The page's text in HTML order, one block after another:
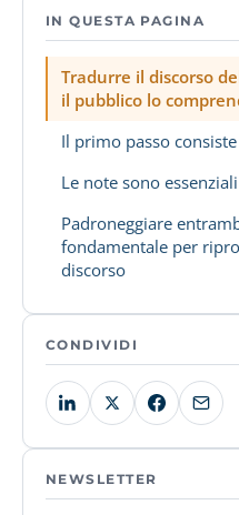
IN QUESTA PAGINA
Tradurre il discorso
il pubblico lo
Il primo passo
Le note sono
Padroneggiare
fondamentale per
discorso
CONDIVIDI
NEWSLETTER